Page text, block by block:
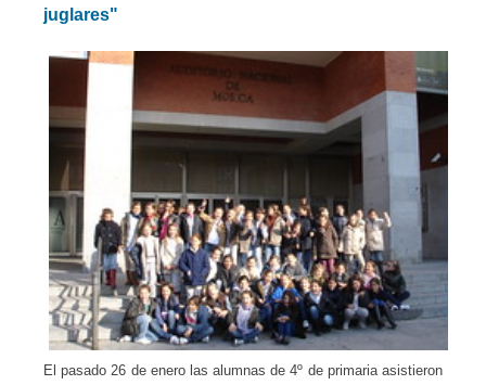
juglares"
El pasado 26 de enero las alumnas de 4º de primaria asistieron